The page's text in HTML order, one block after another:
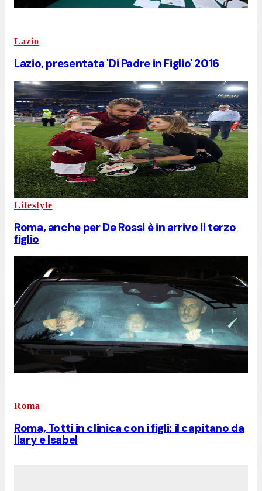
Lazio
Lazio, presentata 'Di Padre in Figlio' 2016
Lifestyle
Roma, anche per De Rossi è in arrivo il terzo
figlio
Roma
Roma, Totti in clinica con i figli: il capitano da
Ilary e Isabel